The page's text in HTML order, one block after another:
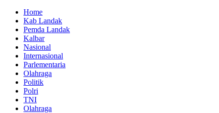
Home
Kab Landak
Pemda Landak
Kalbar
Nasional
Internasional
Parlementaria
Olahraga
Politik
Polri
TNI
Olahraga